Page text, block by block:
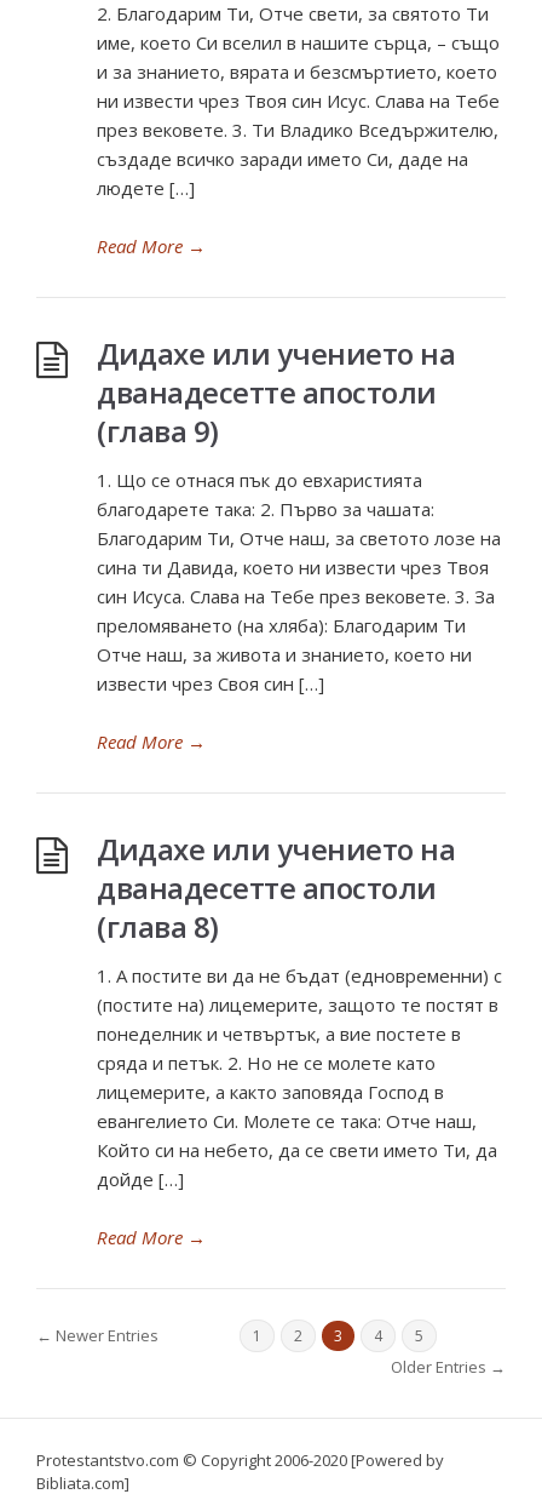
2. Благодарим Ти, Отче свети, за святото Ти
име, което Си вселил в нашите сърца, – също
и за знанието, вярата и безсмъртието, което
ни извести чрез Твоя син Исус. Слава на Тебе
през вековете. 3. Ти Владико Вседържителю,
създаде всичко заради името Си, даде на
людете […]
Read More →
Дидахе или учението на
дванадесетте апостоли
(глава 9)
1. Що се отнася пък до евхаристията
благодарете така: 2. Първо за чашата:
Благодарим Ти, Отче наш, за светото лозе на
сина ти Давида, което ни извести чрез Твоя
син Исуса. Слава на Тебе през вековете. 3. За
преломяването (на хляба): Благодарим Ти
Отче наш, за живота и знанието, което ни
извести чрез Своя син […]
Read More →
Дидахе или учението на
дванадесетте апостоли
(глава 8)
1. А постите ви да не бъдат (едновременни) с
(постите на) лицемерите, защото те постят в
понеделник и четвъртък, а вие постете в
сряда и петък. 2. Но не се молете като
лицемерите, а както заповяда Господ в
евангелието Си. Молете се така: Отче наш,
Който си на небето, да се свети името Ти, да
дойде […]
Read More →
← Newer Entries 1 2 3 4 5
Older Entries →
Protestantstvo.com © Copyright 2006-2020 [Powered by
Bibliata.com]